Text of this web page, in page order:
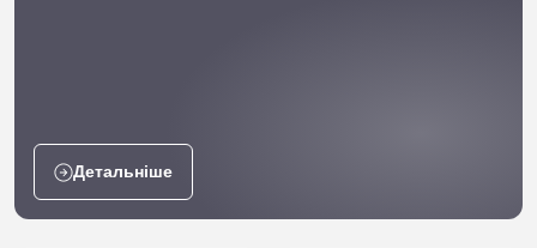
Детальніше